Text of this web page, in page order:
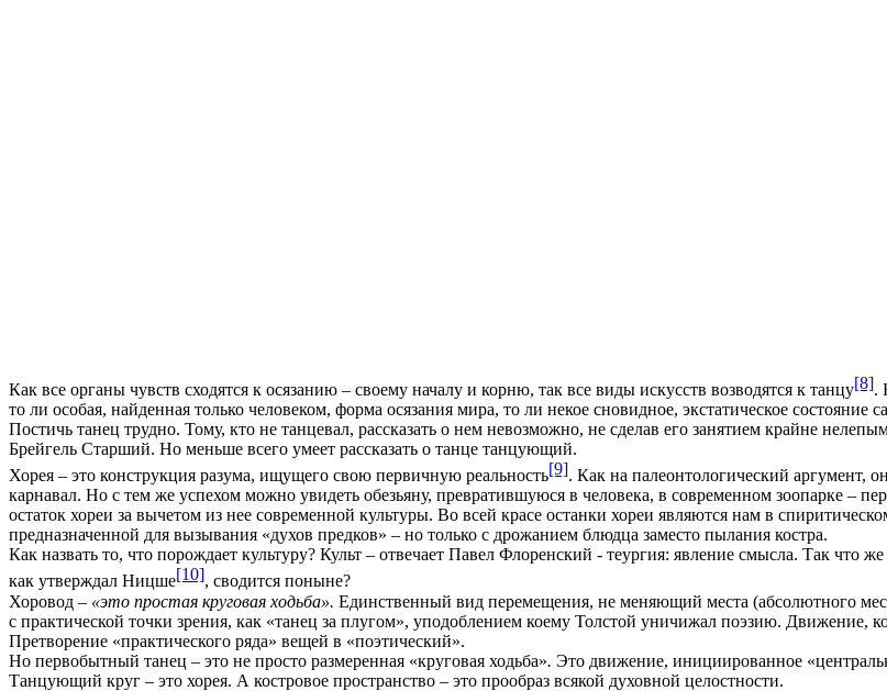
Как все органы чувств сходятся к осязанию – своему началу и корню, так все виды искусств возводятся к танцу[8].
то ли особая, найденная только человеком, форма осязания мира, то ли некое сновидное, экстатическое состояние
Постичь танец трудно. Тому, кто не танцевал, рассказать о нем невозможно, не сделав его занятием крайне
Брейгель Старший. Но меньше всего умеет рассказать о танце танцующий.
Хорея – это конструкция разума, ищущего свою первичную реальность[9]. Как на палеонтологический аргумент,
карнавал. Но с тем же успехом можно увидеть обезьяну, превратившуюся в человека, в современном зоопарке
остаток хореи за вычетом из нее современной культуры. Во всей красе останки хореи являются нам в
предназначенной для вызывания «духов предков» – но только с дрожанием блюдца заместо пылания костра.
Как назвать то, что порождает культуру? Культ – отвечает Павел Флоренский - теургия: явление смысла. Так что
как утверждал Ницше[10], сводится поныне?
Хоровод – «это простая круговая ходьба». Единственный вид перемещения, не меняющий места (абсолютного
с практической точки зрения, как «танец за плугом», уподоблением коему Толстой уничижал поэзию. Движение,
Претворение «практического ряда» вещей в «поэтический».
Но первобытный танец – это не просто размеренная «круговая ходьба». Это движение, инициированное
Танцующий круг – это хорея. А костровое пространство – это прообраз всякой духовной целостности.